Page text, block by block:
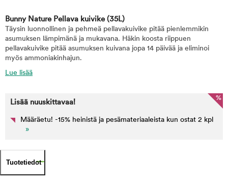
Bunny Nature Pellava kuivike (35L)
Täysin luonnollinen ja pehmeä pellavakuivike pitää pienlemmikin
asumuksen lämpimänä ja mukavana. Häkin koosta riippuen
pellavakuivike pitää asumuksen kuivana jopa 14 päivää ja eliminoi
myös ammoniakinhajun.
Lue lisää
%
Lisää nuuskittavaa!
Määräetu! -15% heinistä ja pesämateriaaleista kun ostat 2 kpl
»
Tuotetiedot